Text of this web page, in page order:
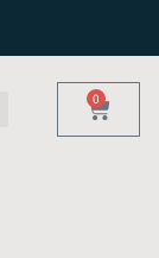
0